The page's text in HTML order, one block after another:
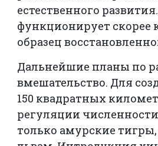
естественного
функционирует скорее
образец
Дальнейшие планы по
вмешательство. Для
150 квадратных
регуляции
только амурские